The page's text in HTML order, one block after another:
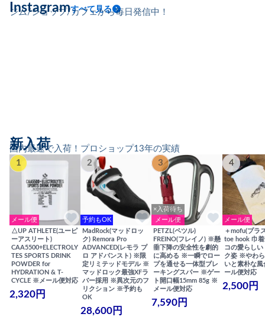
ジム/ショップ/カフェから毎日発信中！
Instagramすべて見る
国内最速で入荷！プロショップ13年の実績
新入荷
1
メール便
△UP ATHLETE(ユーピ
ーアスリート)
CAA5500+ELECTROLY
TES SPORTS DRINK
POWDER for
HYDRATION & T-
CYCLE ※メール便対応
2,320円
2
予約もOK
MadRock(マッドロッ
ク) Remora Pro
ADVANCED(レモラ プ
ロ アドバンスト) ※限
定リミテッドモデル ※
マッドロック最強XFラ
バー採用 ※異次元のフ
リクション ※予約も
OK
28,600円
3
×入荷待ち
メール便
PETZL(ペツル)
FREINO(フレイノ) ※懸
垂下降の安全性を劇的
に高める ※一瞬でロー
プを通せる一体型ブレ
ーキングスパー ※ゲー
ト開口幅15mm 85g ※
メール便対応
7,590円
4
メール便
＋mofu(プラ
toe hook 巾
コの愛らしい
ク姿 ※やわ
いと素朴な
ール便対応
2,500円